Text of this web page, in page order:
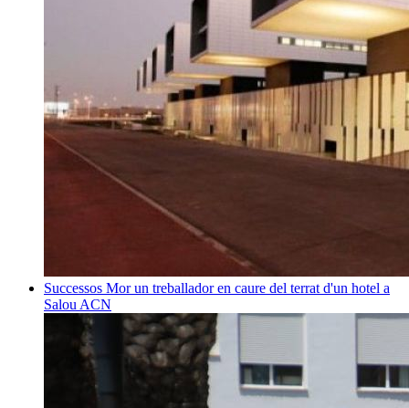
Successos Mor un treballador en caure del terrat d'un hotel a
Salou ACN